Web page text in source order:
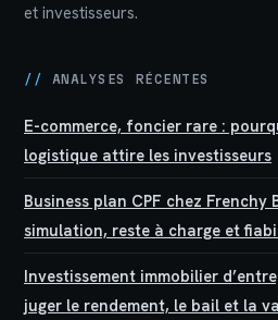
et investisseurs.
// ANALYSES RÉCENTES
E-commerce, foncier rare :
logistique attire les investisseurs
Business plan CPF chez Frenchy
simulation, reste à charge et
Investissement immobilier
juger le rendement, le bail et la